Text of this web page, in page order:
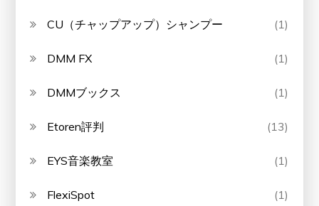
CU（チャップアップ）シャンプー (1)
DMM FX (1)
DMMブックス (1)
Etoren評判 (13)
EYS音楽教室 (1)
FlexiSpot (1)